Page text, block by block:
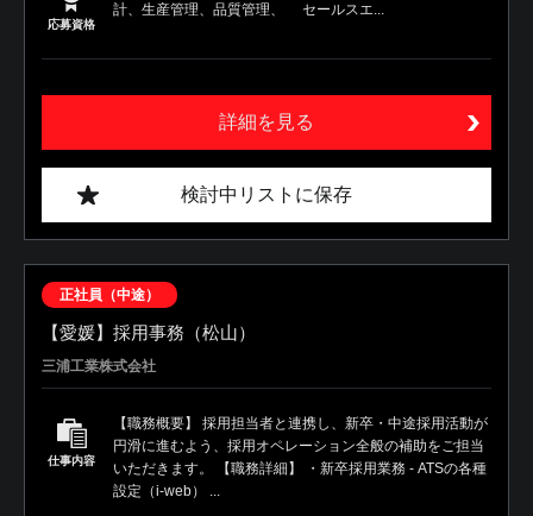
応募資格
計、生産管理、品質管理、 セールスエ...
詳細を見る
検討中リストに保存
正社員（中途）
【愛媛】採用事務（松山）
三浦工業株式会社
仕事内容
【職務概要】 採用担当者と連携し、新卒・中途採用活動が
円滑に進むよう、採用オペレーション全般の補助をご担当
いただきます。 【職務詳細】 ・新卒採用業務 - ATSの各種
設定（i-web） ...